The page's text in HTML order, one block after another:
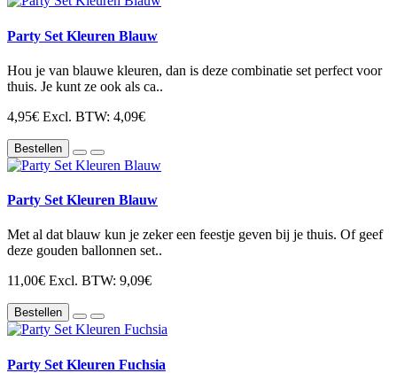
Party Set Kleuren Blauw
Hou je van blauwe kleuren, dan is deze combinatie set perfect voor
thuis. Je kunt ze ook als ca..
4,95€ Excl. BTW: 4,09€
Bestellen
Party Set Kleuren Blauw
Met al dat blauw kun je zeker een feestje geven bij je thuis. Of geef
deze gouden ballonnen set..
11,00€ Excl. BTW: 9,09€
Bestellen
Party Set Kleuren Fuchsia